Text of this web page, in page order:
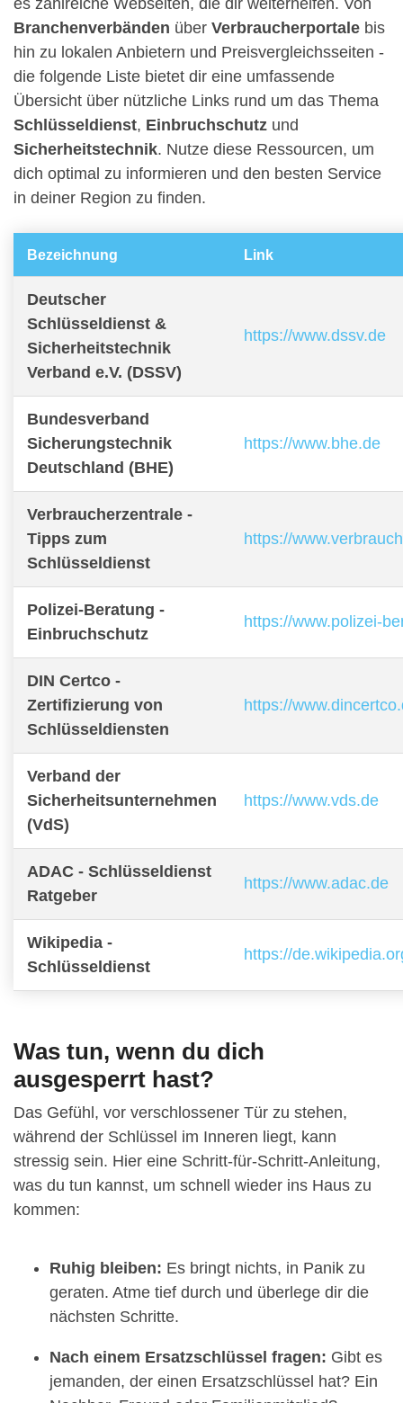
Branchenverbänden über Verbraucherportale bis
hin zu lokalen Anbietern und Preisvergleichsseiten -
die folgende Liste bietet dir eine umfassende
Übersicht über nützliche Links rund um das Thema
Schlüsseldienst, Einbruchschutz und
Sicherheitstechnik. Nutze diese Ressourcen, um
dich optimal zu informieren und den besten Service
in deiner Region zu finden.
Bezeichnung Link
Deutscher
Schlüsseldienst &
Sicherheitstechnik
Verband e.V. (DSSV)
https://www.dssv.de
Bundesverband
Sicherungstechnik
Deutschland (BHE)
https://www.bhe.de
Verbraucherzentrale -
Tipps zum
Schlüsseldienst
https://
Polizei-Beratung -
Einbruchschutz
https://www.polizei-
DIN Certco -
Zertifizierung von
Schlüsseldiensten
https://
Verband der
Sicherheitsunternehmen
(VdS)
https://www.vds.de
ADAC - Schlüsseldienst
Ratgeber
https://www.adac.de
Wikipedia -
Schlüsseldienst
https://
Was tun, wenn du dich
ausgesperrt hast?
Das Gefühl, vor verschlossener Tür zu stehen,
während der Schlüssel im Inneren liegt, kann
stressig sein. Hier eine Schritt-für-Schritt-Anleitung,
was du tun kannst, um schnell wieder ins Haus zu
kommen:
Ruhig bleiben: Es bringt nichts, in Panik zu
geraten. Atme tief durch und überlege dir die
nächsten Schritte.
Nach einem Ersatzschlüssel fragen: Gibt es
jemanden, der einen Ersatzschlüssel hat? Ein